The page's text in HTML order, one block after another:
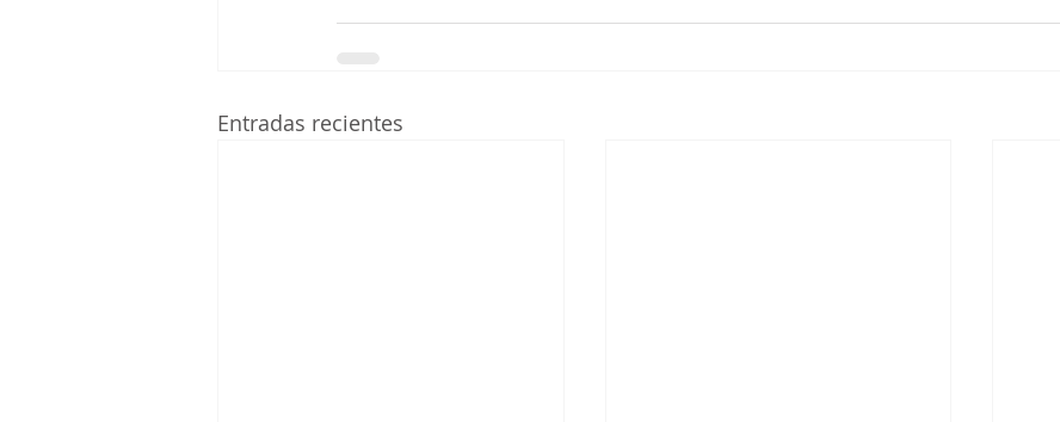
Entradas recientes